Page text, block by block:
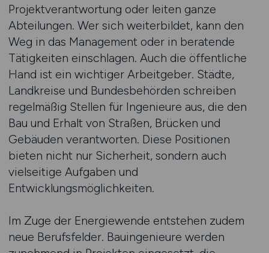
Projektverantwortung oder leiten ganze
Abteilungen. Wer sich weiterbildet, kann den
Weg in das Management oder in beratende
Tätigkeiten einschlagen. Auch die öffentliche
Hand ist ein wichtiger Arbeitgeber. Städte,
Landkreise und Bundesbehörden schreiben
regelmäßig Stellen für Ingenieure aus, die den
Bau und Erhalt von Straßen, Brücken und
Gebäuden verantworten. Diese Positionen
bieten nicht nur Sicherheit, sondern auch
vielseitige Aufgaben und
Entwicklungsmöglichkeiten.
Im Zuge der Energiewende entstehen zudem
neue Berufsfelder. Bauingenieure werden